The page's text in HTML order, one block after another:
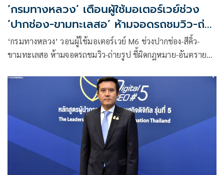
‘กรมทางหลวง’ เตือนผู้ใช้มอเตอร์เวย์ช่วง
’ปากช่อง-ขามทะเลสอ’ ห้ามจอดรถชมวิว-ถ่าย
รูปเสี่ยงเกิดอุบัติเหตุ
‘กรมทางหลวง’ วอนผู้ใช้มอเตอร์เวย์ M6 ช่วงปากช่อง-สีคิ้ว-
ขามทะเลสอ ห้ามจอดรถชมวิว-ถ่ายรูป ชี้ผิดกฎหมาย-อันตราย
แนว เผยเตรียมเปิดขึ้นฟรีอีกครั้ง 28-31 ก.ค.นี้